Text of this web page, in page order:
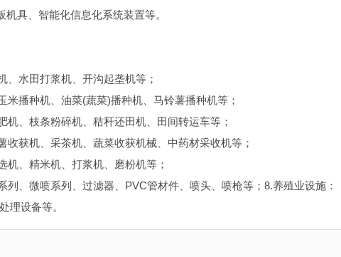
具、智能化信息化系统装置等。
、水田打浆机、开沟起垄机等；
播种机、油菜(蔬菜)播种机、马铃薯播种机等；
、枝条粉碎机、秸秆还田机、田间转运车等；
获机、采茶机、蔬菜收获机械、中药材采收机等；
、精米机、打浆机、磨粉机等；
、微喷系列、过滤器、PVC管材件、喷头、喷枪等；8.养殖业设施：
理设备等。